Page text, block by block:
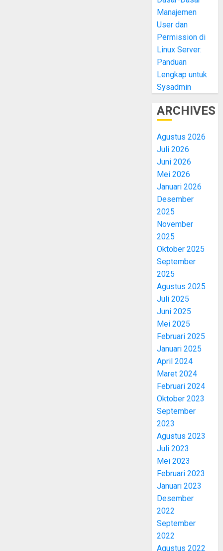
Manajemen
User dan
Permission di
Linux Server:
Panduan
Lengkap untuk
Sysadmin
ARCHIVES
Agustus 2026
Juli 2026
Juni 2026
Mei 2026
Januari 2026
Desember
2025
November
2025
Oktober 2025
September
2025
Agustus 2025
Juli 2025
Juni 2025
Mei 2025
Februari 2025
Januari 2025
April 2024
Maret 2024
Februari 2024
Oktober 2023
September
2023
Agustus 2023
Juli 2023
Mei 2023
Februari 2023
Januari 2023
Desember
2022
September
2022
Agustus 2022